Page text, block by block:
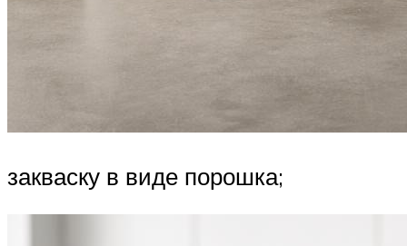
закваску в виде порошка;